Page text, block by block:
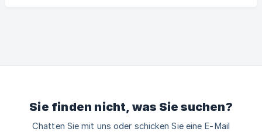
Sie finden nicht, was Sie suchen?
Chatten Sie mit uns oder schicken Sie eine E-Mail